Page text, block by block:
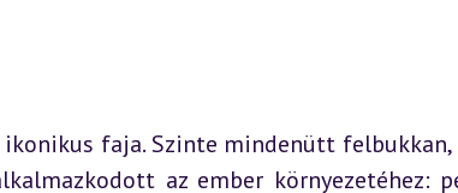
faja. Szinte mindenütt
az ember környezetéhez: